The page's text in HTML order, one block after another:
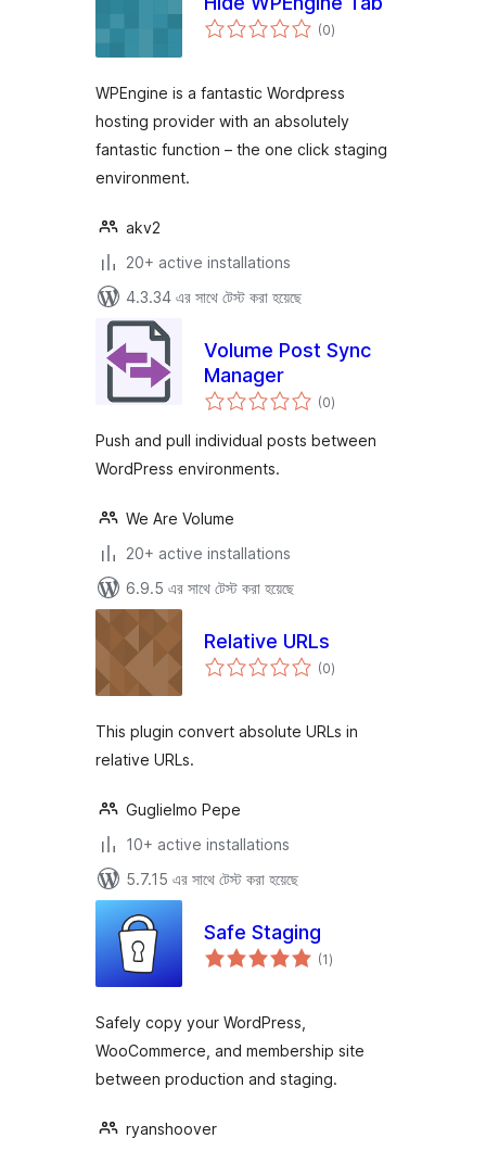
(0total
ratings
)
WPEngine is a fantastic Wordpress
hosting provider with an absolutely
fantastic function – the one click staging
environment.
akv2
20+ active installations
4.3.34 এর সাথে টেস্ট করা হয়েছে
Volume Post Sync
Manager
(0total
ratings
)
Push and pull individual posts between
WordPress environments.
We Are Volume
20+ active installations
6.9.5 এর সাথে টেস্ট করা হয়েছে
Relative URLs
(0total
ratings
)
This plugin convert absolute URLs in
relative URLs.
Guglielmo Pepe
10+ active installations
5.7.15 এর সাথে টেস্ট করা হয়েছে
Safe Staging
(1total
ratings
)
Safely copy your WordPress,
WooCommerce, and membership site
between production and staging.
ryanshoover